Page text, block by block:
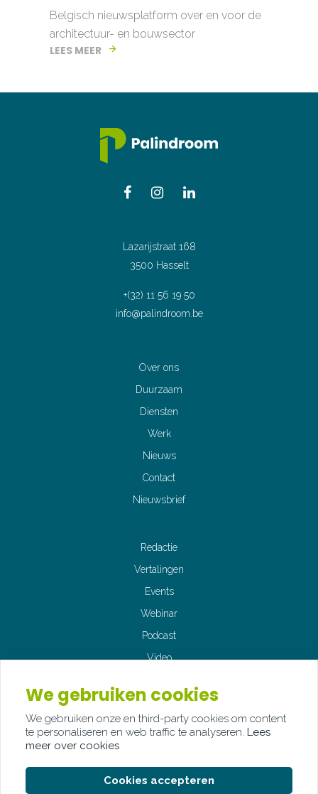
Belgisch nieuwsplatform over en voor de
architectuur- en bouwsector
LEES MEER
Lazarijstraat 168
3500 Hasselt
+(32) 11 56 19 50
info@palindroom.be
Over ons
Duurzaam
Diensten
Werk
Nieuws
Contact
Nieuwsbrief
Redactie
Vertalingen
Events
Webinar
Podcast
Video
We gebruiken cookies
We gebruiken onze en third-party cookies om content
te personaliseren en web traffic te analyseren. Lees
meer over cookies
Cookies accepteren